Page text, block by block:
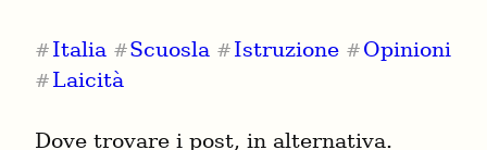
# Italia #Scuosla # Istruzione # Opinioni
# Laicità
Dove trovare i post, in alternativa.